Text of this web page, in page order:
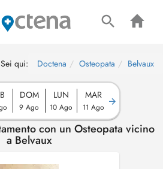
Sei qui: Doctena Osteopata Belvaux
DOM
9 Ago
LUN
10 Ago
MAR
11 Ago
con un Osteopata vicino
a Belvaux